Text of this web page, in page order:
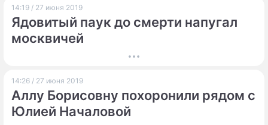
14:19 / 27 июня 2019
Ядовитый паук до смерти напугал
москвичей
14:26 / 27 июня 2019
Аллу Борисовну похоронили рядом с
Юлией Началовой